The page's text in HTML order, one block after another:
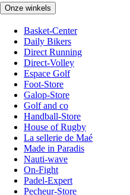
Onze winkels
Basket-Center
Daily Bikers
Direct Running
Direct-Volley
Espace Golf
Foot-Store
Galop-Store
Golf and co
Handball-Store
House of Rugby
La sellerie de Maé
Made in Paradis
Nauti-wave
On-Fight
Padel-Expert
Pecheur-Store